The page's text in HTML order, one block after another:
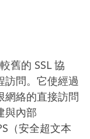
舊的 SSL 協
訪問。它使經過
網絡的直接訪問
與內部
（安全超文本